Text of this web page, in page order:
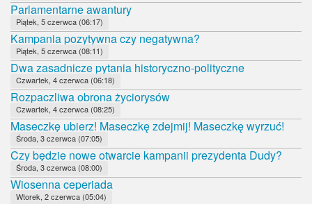
Parlamentarne awantury
Piątek, 5 czerwca (06:17)
Kampania pozytywna czy negatywna?
Piątek, 5 czerwca (08:11)
Dwa zasadnicze pytania historyczno-polityczne
Czwartek, 4 czerwca (06:18)
Rozpaczliwa obrona życiorysów
Czwartek, 4 czerwca (08:25)
Maseczkę ubierz! Maseczkę zdejmij! Maseczkę wyrzuć!
Środa, 3 czerwca (07:05)
Czy będzie nowe otwarcie kampanii prezydenta Dudy?
Środa, 3 czerwca (08:00)
Wiosenna ceperiada
Wtorek, 2 czerwca (05:04)